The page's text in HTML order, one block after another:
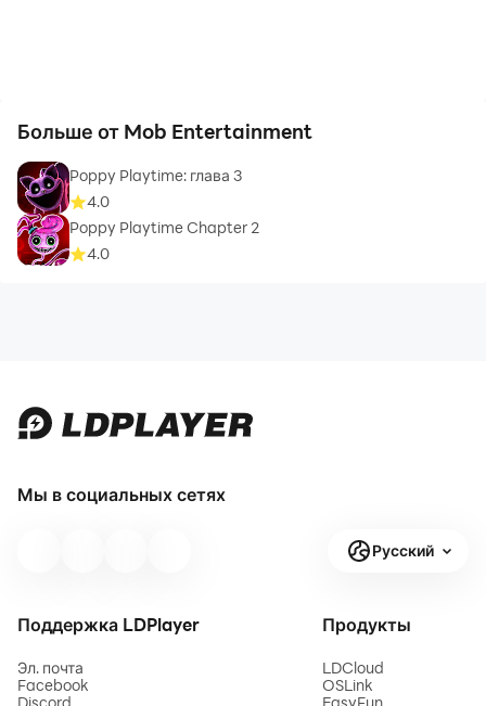
Больше от Mob Entertainment
Poppy Playtime: глава 3
4.0
Poppy Playtime Chapter 2
4.0
Мы в социальных сетях
Русский
Поддержка LDPlayer
Эл. почта
Facebook
Продукты
LDCloud
OSLink